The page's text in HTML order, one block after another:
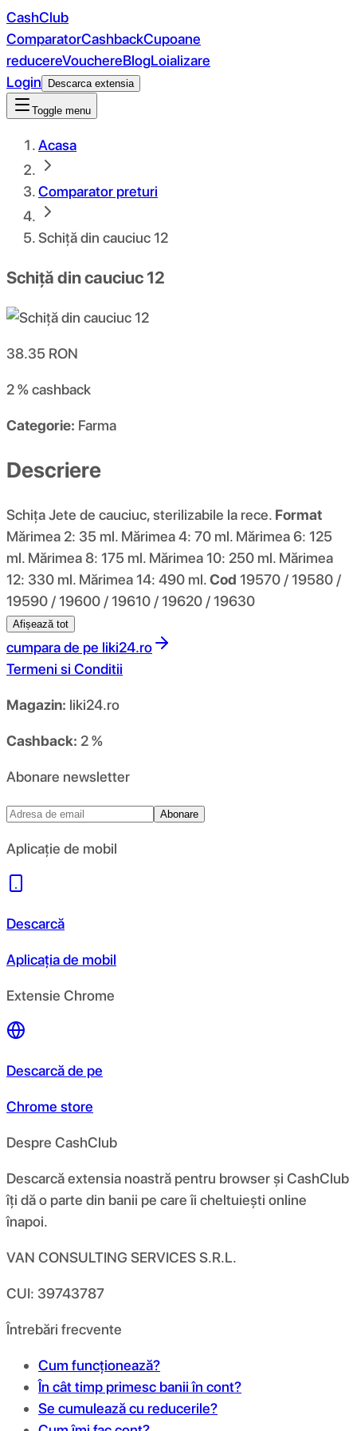
CashClub
ComparatorCashbackCupoane
reducereVouchereBlogLoializare
Login
Descarca extensia
Toggle menu
Acasa
Comparator preturi
Schiță din cauciuc 12
Schiță din cauciuc 12
38.35 RON
2 %cashback
Categorie: Farma
Descriere
Schiţa Jete de cauciuc, sterilizabile la rece. Format
Mărimea 2: 35 ml. Mărimea 4: 70 ml. Mărimea 6: 125
ml. Mărimea 8: 175 ml. Mărimea 10: 250 ml. Mărimea
12: 330 ml. Mărimea 14: 490 ml.Cod 19570 / 19580 /
19590 / 19600 / 19610 / 19620 / 19630
Afișează tot
cumpara de pe liki24.ro
Termeni si Conditii
Magazin: liki24.ro
Cashback: 2 %
Abonare newsletter
Abonare
Aplicație de mobil
Descarcă
Aplicația de mobil
Extensie Chrome
Descarcă de pe
Chrome store
Despre CashClub
Descarcă extensia noastră pentru browser și CashClub
îți dă o parte din banii pe care îi cheltuiești online
înapoi.
VAN CONSULTING SERVICES S.R.L.
CUI: 39743787
Întrebări frecvente
Cum funcționează?
În cât timp primesc banii în cont?
Se cumulează cu reducerile?